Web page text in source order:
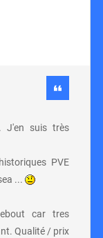
J'en suis très
PVE
...
car tres
Qualité / prix